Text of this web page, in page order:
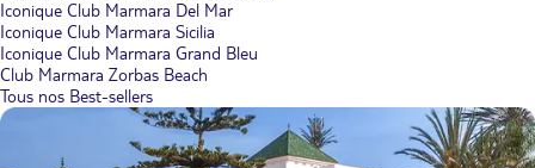
Iconique Club Marmara Del Mar
Iconique Club Marmara Sicilia
Iconique Club Marmara Grand Bleu
Club Marmara Zorbas Beach
Tous nos Best-sellers